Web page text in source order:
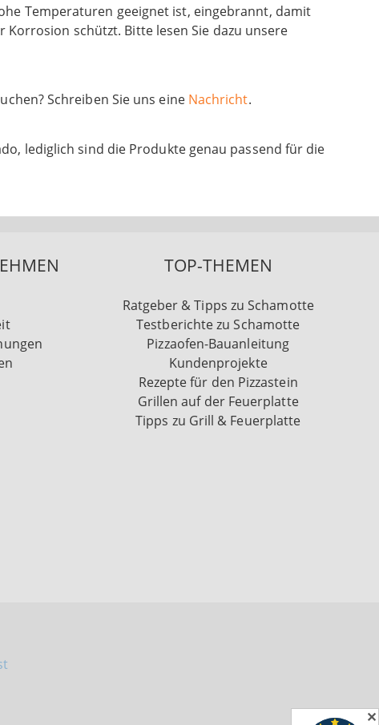
Temperaturen geeignet ist, eingebrannt, damit
Korrosion schützt. Bitte lesen Sie dazu unsere
Schreiben Sie uns eine Nachricht.
lediglich sind die Produkte genau passend für die
TOP-THEMEN
Ratgeber & Tipps zu Schamotte
Testberichte zu Schamotte
Pizzaofen-Bauanleitung
Kundenprojekte
Rezepte für den Pizzastein
Grillen auf der Feuerplatte
Tipps zu Grill & Feuerplatte
✕